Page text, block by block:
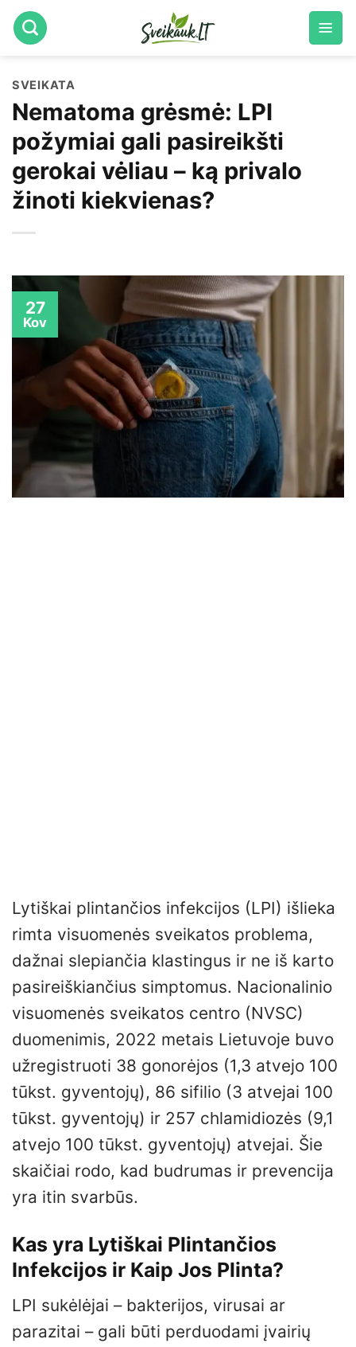
Skip
to
SVEIKATA
Nematoma grėsmė: LPI
požymiai gali pasireikšti
gerokai vėliau – ką privalo
žinoti kiekvienas?
27
Kov
Lytiškai plintančios infekcijos (LPI) išlieka
rimta visuomenės sveikatos problema,
dažnai slepiančia klastingus ir ne iš karto
pasireiškiančius simptomus. Nacionalinio
visuomenės sveikatos centro (NVSC)
duomenimis, 2022 metais Lietuvoje buvo
užregistruoti 38 gonorėjos (1,3 atvejo 100
tūkst. gyventojų), 86 sifilio (3 atvejai 100
tūkst. gyventojų) ir 257 chlamidiozės (9,1
atvejo 100 tūkst. gyventojų) atvejai. Šie
skaičiai rodo, kad budrumas ir prevencija
yra itin svarbūs.
Kas yra Lytiškai Plintančios
Infekcijos ir Kaip Jos Plinta?
LPI sukėlėjai – bakterijos, virusai ar
parazitai – gali būti perduodami įvairių